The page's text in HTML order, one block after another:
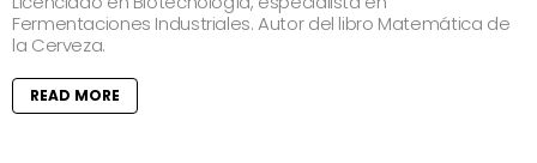
Fermentaciones Industriales. Autor del libro Matemática de
la Cerveza.
READ MORE